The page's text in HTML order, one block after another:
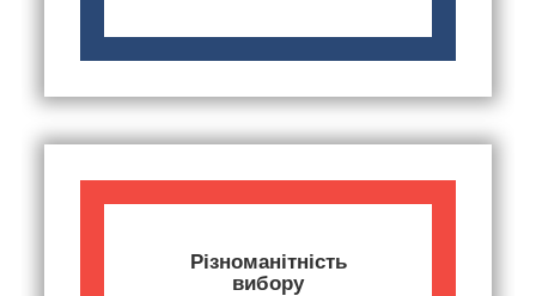
Різноманітність
вибору